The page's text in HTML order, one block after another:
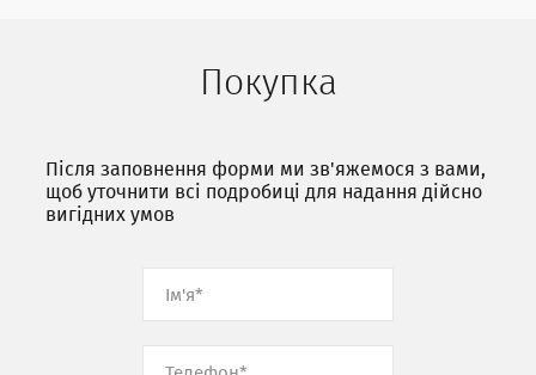
Покупка
Після заповнення форми ми зв'яжемося з вами,
щоб уточнити всі подробиці для надання дійсно
вигідних умов